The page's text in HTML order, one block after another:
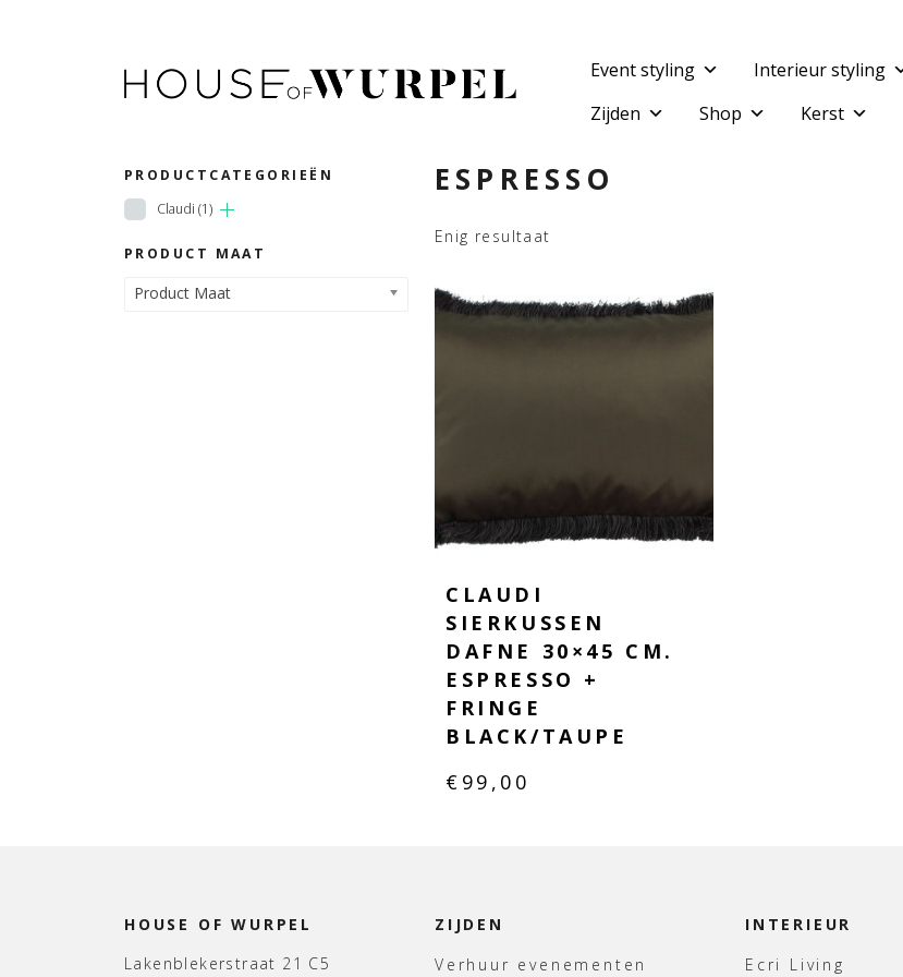
Event styling Interieur styling
Zijden
Shop Kerst
PRODUCTCATEGORIEËN
Claudi (1)
PRODUCT MAAT
Product Maat
ESPRESSO
Enig resultaat
CLAUDI
SIERKUSSEN
DAFNE 30×45 CM.
ESPRESSO +
FRINGE
BLACK/TAUPE
€ 99,00
HOUSE OF WURPEL
Lakenblekerstraat 21 C5
ZIJDEN
Verhuur evenementen
INTERIEUR
Ecri Living